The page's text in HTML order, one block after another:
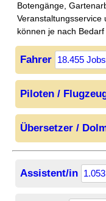
Botengänge,
Veranstaltungsservice
können je nach
Fahrer 18.455 Jobs
Piloten /
Übersetzer /
Assistent/in